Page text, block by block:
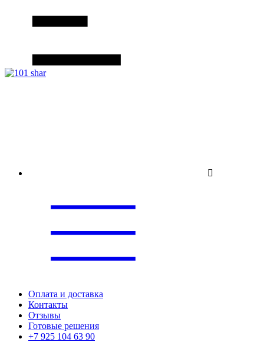
Оплата и доставка
Контакты
Отзывы
Готовые решения
+7 925 104 63 90